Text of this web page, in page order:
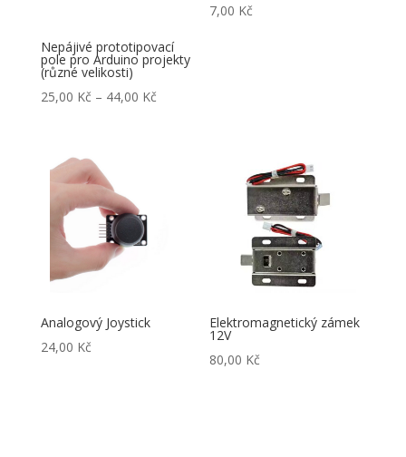
Nepájivé prototipovací
pole pro Arduino projekty
(různé velikosti)
25,00 Kč – 44,00 KčRozpětí
7,00 Kč
Analogový Joystick
24,00 Kč
Elektromagnetický zámek
12V
80,00 Kč